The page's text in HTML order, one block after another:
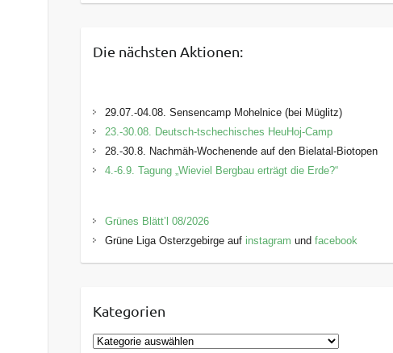
Die nächsten Aktionen:
29.07.-04.08. Sensencamp Mohelnice (bei Müglitz)
23.-30.08. Deutsch-tschechisches HeuHoj-Camp
28.-30.8. Nachmäh-Wochenende auf den Bielatal-Biotopen
4.-6.9. Tagung „Wieviel Bergbau erträgt die Erde?“
Grünes Blätt’l 08/2026
Grüne Liga Osterzgebirge auf instagram und facebook
Kategorien
K